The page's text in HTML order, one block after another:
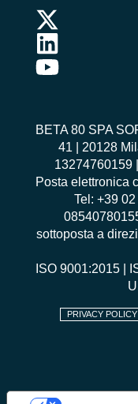
BETA 80 SPA
41 | 20128
13274760159
Posta elettronica
Tel: +39
sottoposta a
ISO 9001:2015
PRIVACY POLICY